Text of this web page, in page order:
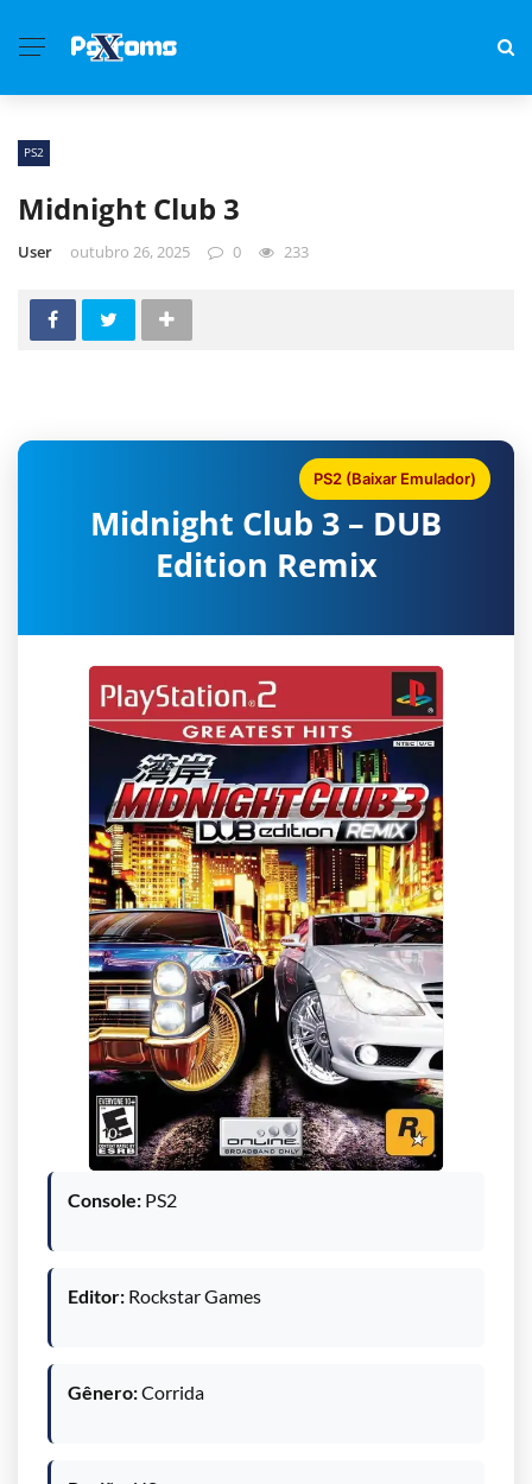
PS2
Midnight Club 3
User outubro 26, 2025 0 233
Midnight Club 3 – DUB
Edition Remix
PS2 (Baixar Emulador)
Console: PS2
Editor: Rockstar Games
Gênero:Corrida